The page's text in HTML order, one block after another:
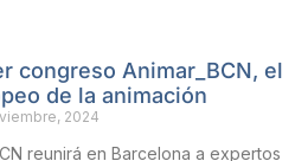
congreso Animar_BCN, el
de la animación
2024
reunirá en Barcelona a expertos